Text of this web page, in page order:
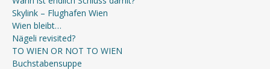
Skylink – Flughafen Wien
Wien bleibt…
Nägeli revisited?
TO WIEN OR NOT TO WIEN
Buchstabensuppe